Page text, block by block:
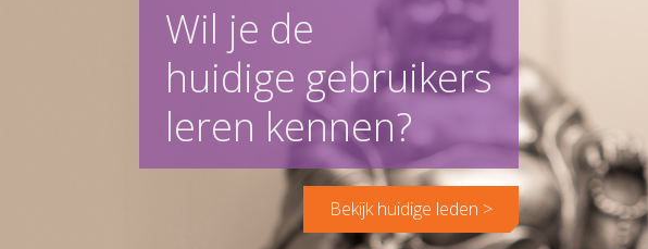
Wil je de
huidige gebruikers
leren kennen?
Bekijk huidige leden >